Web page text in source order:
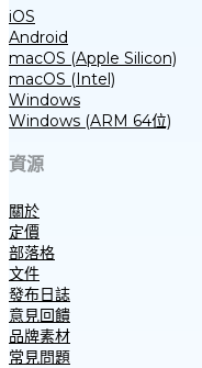
iOS
Android
macOS (Apple Silicon)
macOS (Intel)
Windows
Windows (ARM 64位)
資源
關於
定價
部落格
文件
發布日誌
意見回饋
品牌素材
常見問題